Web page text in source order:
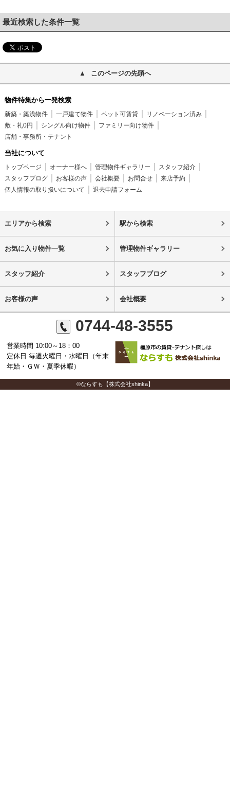
最近検索した条件一覧
このページの先頭へ
物件特集から一発検索
新築・築浅物件 一戸建て物件 ペット可賃貸
リノベーション済み
敷・礼0円
シングル向け物件
ファミリー向け物件
店舗・事務所・テナント
当社について
トップページ オーナー様へ 管理物件ギャラリー
スタッフ紹介
スタッフブログ
お客様の声 会社概要 お問合せ
来店予約
個人情報の取り扱いについて
退去申請フォーム
エリアから検索 駅から検索
お気に入り物件一覧 管理物件ギャラリー
スタッフ紹介 スタッフブログ
お客様の声 会社概要
0744-48-3555
営業時間 10:00～18：00
定休日 毎週火曜日・水曜日（年末
年始・ＧＷ・夏季休暇）
©ならすも【株式会社shinka】